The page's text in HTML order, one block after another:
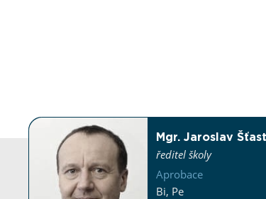
Mgr. Jaroslav
ředitel školy
Aprobace
Bi, Pe